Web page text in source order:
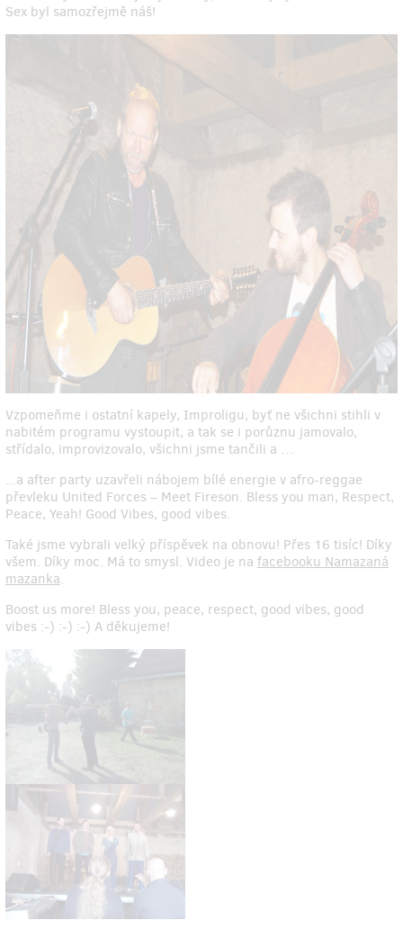
Sex byl samozřejmě náš!
Vzpomeňme i ostatní kapely, Improligu, byť ne všichni stihli v
nabitém programu vystoupit, a tak se i porůznu jamovalo,
střídalo, improvizovalo, všichni jsme tančili a …
...a after party uzavřeli nábojem bílé energie v afro-reggae
převleku United Forces – Meet Fireson. Bless you man, Respect,
Peace, Yeah! Good Vibes, good vibes.
Také jsme vybrali velký příspěvek na obnovu! Přes 16 tisíc! Díky
všem. Díky moc. Má to smysl. Video je na facebooku Namazaná
mazanka.
Boost us more! Bless you, peace, respect, good vibes, good
vibes :-) :-) :-) A děkujeme!